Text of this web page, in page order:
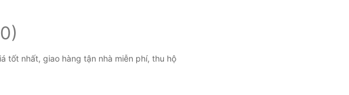
tốt nhất, giao hàng tận nhà miễn phí, thu hộ